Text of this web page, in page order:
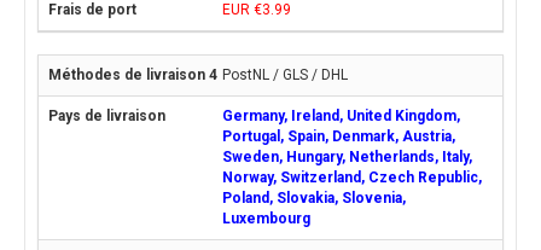
EUR €3.99
PostNL / GLS / DHL
Germany, Ireland, United Kingdom,
Portugal, Spain, Denmark, Austria,
Sweden, Hungary, Netherlands, Italy,
Norway, Switzerland, Czech Republic,
Poland, Slovakia, Slovenia,
Luxembourg